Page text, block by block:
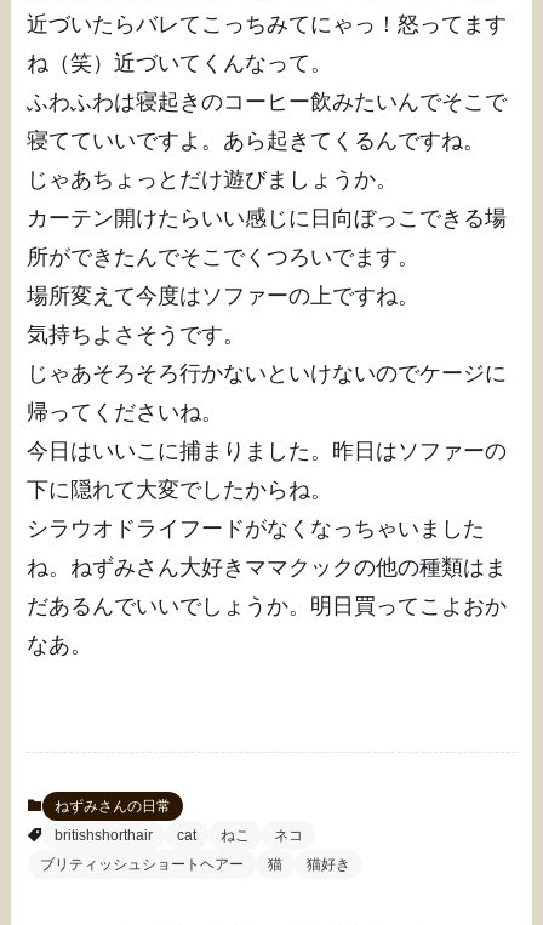
近づいたらバレてこっちみてにゃっ！怒ってます
ね（笑）近づいてくんなって。
ふわふわは寝起きのコーヒー飲みたいんでそこで
寝てていいですよ。あら起きてくるんですね。
じゃあちょっとだけ遊びましょうか。
カーテン開けたらいい感じに日向ぼっこできる場
所ができたんでそこでくつろいでます。
場所変えて今度はソファーの上ですね。
気持ちよさそうです。
じゃあそろそろ行かないといけないのでケージに
帰ってくださいね。
今日はいいこに捕まりました。昨日はソファーの
下に隠れて大変でしたからね。
シラウオドライフードがなくなっちゃいました
ね。ねずみさん大好きママクックの他の種類はま
だあるんでいいでしょうか。明日買ってこよおか
なあ。
ねずみさんの日常
britishshorthair
cat ねこ
ネコ
ブリティッシュショートヘアー
猫 猫好き